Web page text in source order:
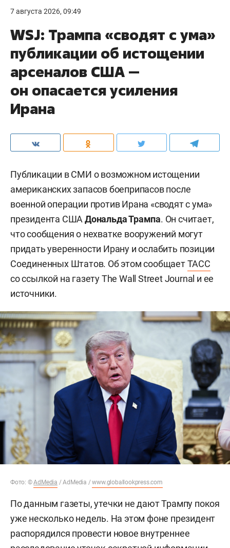
7 августа 2026, 09:49
WSJ: Трампа «сводят с ума»
публикации об истощении
арсеналов США —
он опасается усиления
Ирана
Публикации в СМИ о возможном истощении
американских запасов боеприпасов после
военной операции против Ирана «сводят с ума»
президента СШАДональда Трампа. Он считает,
что сообщения о нехватке вооружений могут
придать уверенности Ирану и ослабить позиции
Соединенных Штатов. Об этом сообщаетТАСС
со ссылкой на газету The Wall Street Journal и ее
источники.
Фото: ©AdMedia / AdMedia /www.globallookpress.com
По данным газеты, утечки не дают Трампу покоя
уже несколько недель. На этом фоне президент
распорядился провести новое внутреннее